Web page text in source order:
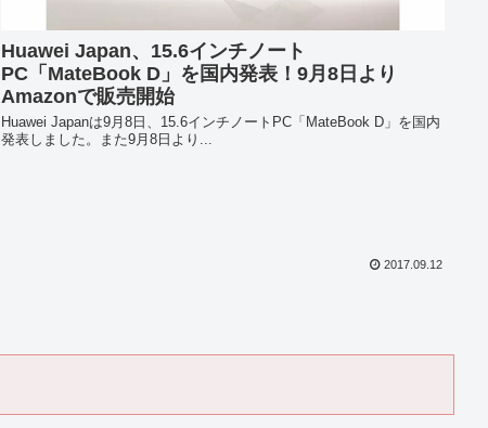
Huawei Japan、15.6インチノート
PC「MateBook D」を国内発表！9月8日より
Amazonで販売開始
Huawei Japanは9月8日、15.6インチノートPC「MateBook D」を国内
発表しました。また9月8日より...
2017.09.12